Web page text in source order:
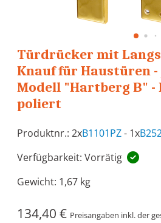
Türdrücker mit
Knauf für Haustüren -
Modell "Hartberg B" -
poliert
Produktnr.: 2xB1101PZ- 1x
Verfügbarkeit: Vorrätig
Gewicht: 1,67 kg
134,40 € Preisangaben inkl. der